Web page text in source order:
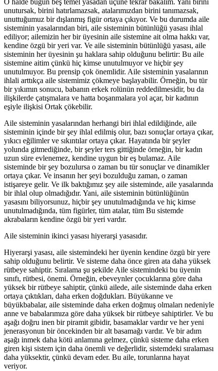
O halde bugün beş temel yasadan üçüne tekrar bakalım. Yani birini
unutursak, birini hatırlamazsak, atalarımızdan birini tanımazsak,
unuttuğumuz bir dışlanmış figür ortaya çıkıyor. Ve bu durumda aile
sisteminin yasalarından biri, aile sisteminin bütünlüğü yasası ihlal
ediliyor; ailemizin her bir üyesinin aile sistemine ait olma hakkı var,
kendine özgü bir yeri var. Ve aile sisteminin bütünlüğü yasası, aile
sisteminin her üyesinin şu haklara sahip olduğunu belirtir: Bu aile
sistemine aitim çünkü hiç kimse unutulmuyor ve hiçbir şey
unutulmuyor. Bu prensip çok önemlidir. Aile sisteminin yasalarının
ihlali arttıkça aile sistemimiz çökmeye başlayabilir. Örneğin, bu tür
bir yıkımın sonucu, babanın erkek rolünün reddedilmesidir, bu da
ilişkilerde çatışmalara ve hatta boşanmalara yol açar, bir kadının
eşiyle ilişkisi Ortak çökebilir.
Aile sisteminin yasalarından herhangi biri ihlal edildiğinde, aile
sisteminin içinde bir şey ihlal edilmiş olur, bazı sonuçlar ortaya çıkar,
yıkıcı eğilimler ve sıkıntılar ortaya çıkar. Hayatında bir şeyler
yolunda gitmediğinde, bir şeyler ters gittiğinde örneğin, bir kadın
uzun süre evlenemez, kendine uygun bir eş bulamaz. Aile
sisteminde bir şey bozulursa o zaman bu tür sonuçlar ve dinamikler
ortaya çıkar. Ve insanın her şeyi bozulduğu zaman, o zaman
istişareye gelir. Ve ilk baktığımız şey aile sisteminde, aile yasalarında
bir ihlal olup olmadığıdır. Yani, aile sisteminin bütünlüğünün
yasasını biliyorsunuz, hiçbir şey unutulmadığında ve hiç kimse
unutulmadığında, tüm figürler, tüm atalar, tüm Bu sistemde
akrabaların kendine özgü bir yeri vardır.
Aile sisteminin ikinci yasası hiyerarşi yasasıdır.
Hiyerarşi yasası, aile sistemindeki her üyenin kendine özgü bir yere
sahip olduğunu belirtir. Ve sisteme daha önce giren ata daha yüksek
rütbeye sahiptir. Sıralama şu şekilde Aile sistemindeki bu üyenin
sınıfı, rütbesi, önemi. Örneğin, ebeveynler çocuklarına göre daha
yüksek bir rütbeye sahiptir, çünkü ailede, aile sisteminde daha erken
ortaya çıktıkları, daha erken doğdukları. Büyükanne ve
büyükbabalar, aile sisteminde daha erken doğmuş olmaları nedeniyle
anne ve babalarımıza göre daha yüksek bir rütbeye sahiptirler. Ve bu
aşağı doğru inen bir piramit gibidir, basamaklar vardır ve her yeni
jenerasyonun bir öncekinden bir alt basamağı vardır. Ve bir adım
aşağı inmek daha kötü anlamına gelmez, çünkü sisteme daha erken
giren kişi sistem için daha önemli ve değerlidir, sistemdeki sıralaması
daha yüksektir, çünkü devam eder. Bu aile, torunlarına hayat
veriyor.